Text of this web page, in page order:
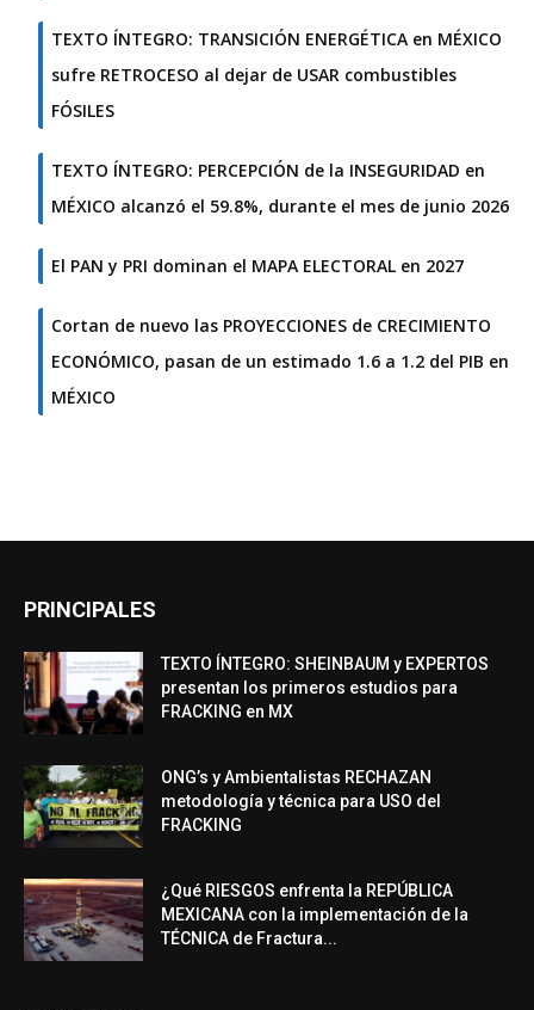
TEXTO ÍNTEGRO: TRANSICIÓN ENERGÉTICA en MÉXICO
sufre RETROCESO al dejar de USAR combustibles
FÓSILES
TEXTO ÍNTEGRO: PERCEPCIÓN de la INSEGURIDAD en
MÉXICO alcanzó el 59.8%, durante el mes de junio 2026
El PAN y PRI dominan el MAPA ELECTORAL en 2027
Cortan de nuevo las PROYECCIONES de CRECIMIENTO
ECONÓMICO, pasan de un estimado 1.6 a 1.2 del PIB en
MÉXICO
PRINCIPALES
TEXTO ÍNTEGRO: SHEINBAUM y EXPERTOS
presentan los primeros estudios para
FRACKING en MX
ONG’s y Ambientalistas RECHAZAN
metodología y técnica para USO del
FRACKING
¿Qué RIESGOS enfrenta la REPÚBLICA
MEXICANA con la implementación de la
TÉCNICA de Fractura...